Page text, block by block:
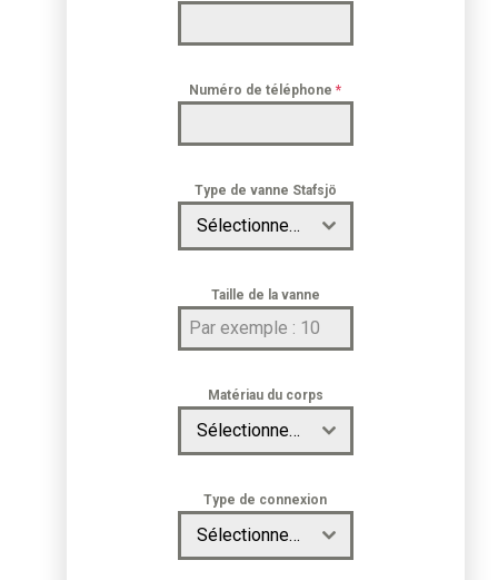
Numéro de téléphone*
Type de vanne Stafsjö
Sélectionnez un type de vanne
Taille de la vanne
Matériau du corps
Sélectionnez un matériau
Type de connexion
Sélectionnez le type de connexion